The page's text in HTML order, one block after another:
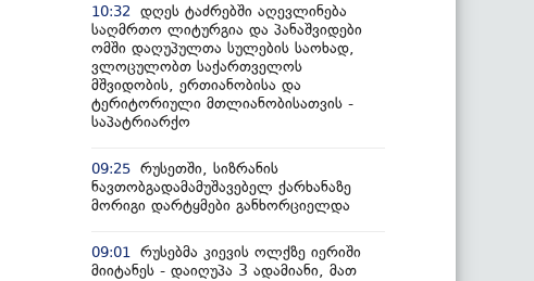
10:32
დღეს ტაძრებში აღევლინება
საღმრთო ლიტურგია და პანაშვიდები
ომში დაღუპულთა სულების საოხად,
ვლოცულობთ საქართველოს
მშვიდობის, ერთიანობისა და
ტერიტორიული მთლიანობისათვის -
საპატრიარქო
09:25 რუსეთში, სიზრანის
ნავთობგადამამუშავებელ ქარხანაზე
მორიგი დარტყმები განხორციელდა
09:01
რუსებმა კიევის ოლქზე იერიში
მიიტანეს - დაიღუპა 3 ადამიანი, მათ